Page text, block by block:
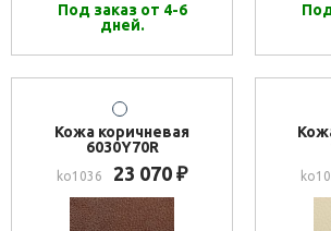
Под заказ от 4-6
дней.
Кожа коричневая
6030Y70R
ko1036 23 070 ₽